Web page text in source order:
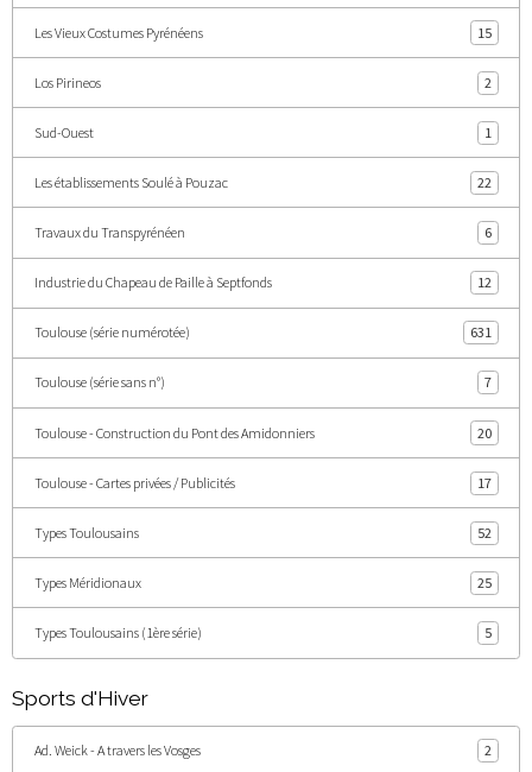
Les Vieux Costumes Pyrénéens 15
Los Pirineos 2
Sud-Ouest 1
Les établissements Soulé à Pouzac 22
Travaux du Transpyrénéen 6
Industrie du Chapeau de Paille à Septfonds 12
Toulouse (série numérotée) 631
Toulouse (série sans n°) 7
Toulouse - Construction du Pont des Amidonniers 20
Toulouse - Cartes privées / Publicités 17
Types Toulousains 52
Types Méridionaux 25
Types Toulousains (1ère série) 5
Sports d'Hiver
Ad. Weick - A travers les Vosges 2